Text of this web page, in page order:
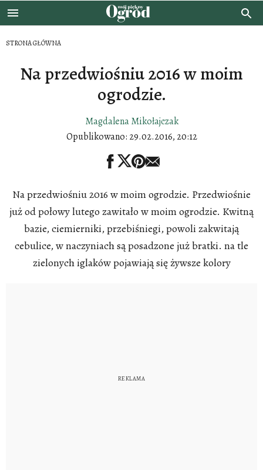
STRONA GŁÓWNA
Na przedwiośniu 2016 w moim
ogrodzie.
Magdalena Mikołajczak
Opublikowano: 29.02.2016, 20:12
Na przedwiośniu 2016 w moim ogrodzie. Przedwiośnie
już od połowy lutego zawitało w moim ogrodzie. Kwitną
bazie, ciemierniki, przebiśniegi, powoli zakwitają
cebulice, w naczyniach są posadzone już bratki. na tle
zielonych iglaków pojawiają się żywsze kolory